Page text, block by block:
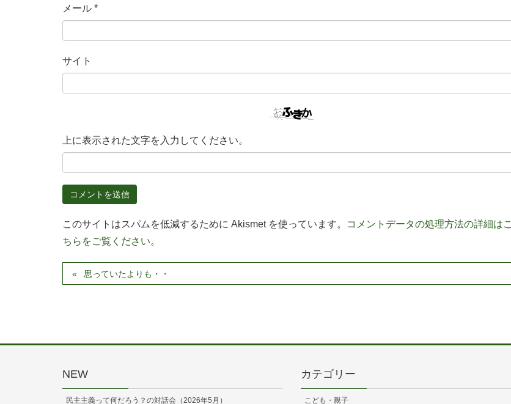
メール *
サイト
上に表示された文字を入力してください。
このサイトはスパムを低減するために Akismet を使っています。
コメントデータの処理方法の詳細はこ
ちらをご覧ください。
思っていたよりも・・
NEW
民主主義って何だろう？の対話会（2026年5月）
カテゴリー
こども・親子